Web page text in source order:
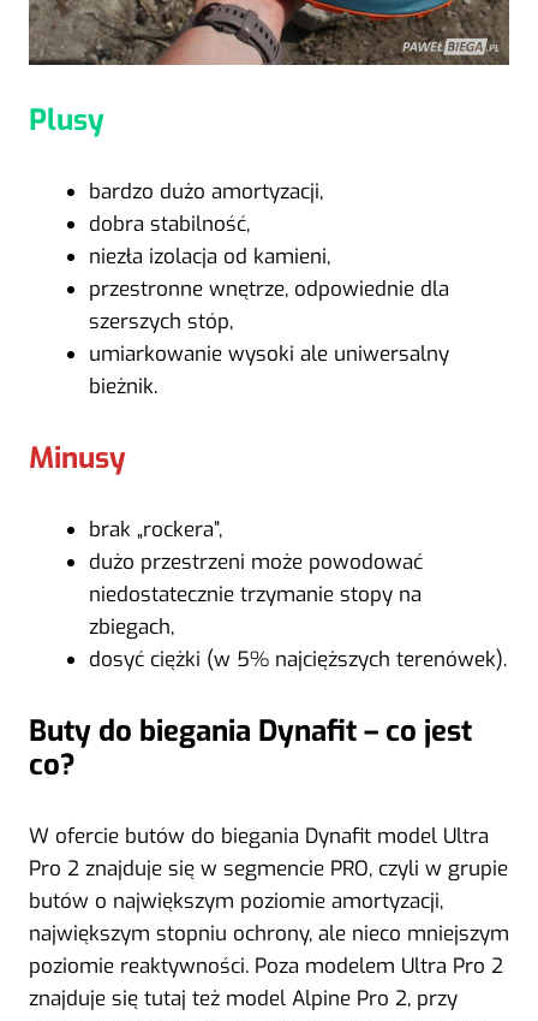
Plusy
bardzo dużo amortyzacji,
dobra stabilność,
niezła izolacja od kamieni,
przestronne wnętrze, odpowiednie dla
szerszych stóp,
umiarkowanie wysoki ale uniwersalny
bieżnik.
Minusy
brak „rockera”,
dużo przestrzeni może powodować
niedostatecznie trzymanie stopy na
zbiegach,
dosyć ciężki (w 5% najcięższych terenówek).
Buty do biegania Dynafit – co jest
co?
W ofercie butów do biegania Dynafit model Ultra
Pro 2 znajduje się w segmencie PRO, czyli w grupie
butów o największym poziomie amortyzacji,
największym stopniu ochrony, ale nieco mniejszym
poziomie reaktywności. Poza modelem Ultra Pro 2
znajduje się tutaj też model Alpine Pro 2, przy